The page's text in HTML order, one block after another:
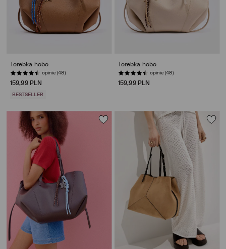
Torebka hobo
opinie (48)
159,99 PLN
BESTSELLER
Torebka hobo
opinie (48)
159,99 PLN